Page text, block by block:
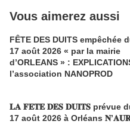
Vous aimerez aussi
FÊTE DES DUITS empêchée
17 août 2026 « par la mairie
d’ORLEANS » : EXPLICATIONS de
l’association NANOPROD
𝐋𝐀 𝐅𝐄𝐓𝐄 𝐃𝐄𝐒 𝐃𝐔𝐈𝐓𝐒 prévue
17 août 2026 à Orléans